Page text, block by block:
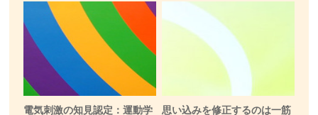
電気刺激の知見認定：運動学
思い込みを修正するのは一筋